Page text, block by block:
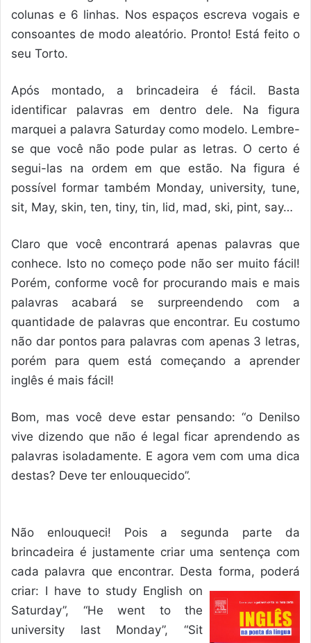
colunas e 6 linhas. Nos espaços escreva vogais e
consoantes de modo aleatório. Pronto! Está feito o
seu Torto.
Após montado, a brincadeira é fácil. Basta
identificar palavras em dentro dele. Na figura
marquei a palavra Saturday como modelo. Lembre-
se que você não pode pular as letras. O certo é
segui-las na ordem em que estão. Na figura é
possível formar também Monday, university, tune,
sit, May, skin, ten, tiny, tin, lid, mad, ski, pint, say…
Claro que você encontrará apenas palavras que
conhece. Isto no começo pode não ser muito fácil!
Porém, conforme você for procurando mais e mais
palavras acabará se surpreendendo com a
quantidade de palavras que encontrar. Eu costumo
não dar pontos para palavras com apenas 3 letras,
porém para quem está começando a aprender
inglês é mais fácil!
Bom, mas você deve estar pensando: “o Denilso
vive dizendo que não é legal ficar aprendendo as
palavras isoladamente. E agora vem com uma dica
destas? Deve ter enlouquecido”.
Não enlouqueci! Pois a segunda parte da
brincadeira é justamente criar uma sentença com
cada palavra que encontrar. Desta forma, poderá
criar: I have to study English on
Saturday”, “He went to the
university last Monday”, “Sit